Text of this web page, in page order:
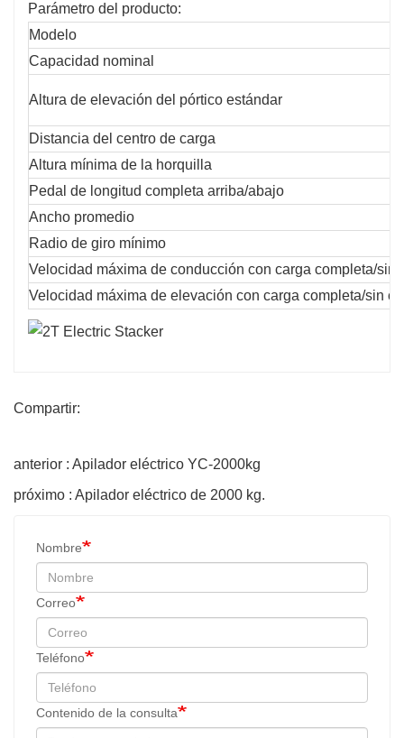
Parámetro del producto:
Modelo
Capacidad nominal
Altura de elevación del pórtico estándar
Distancia del centro de carga
Altura mínima de la horquilla
Pedal de longitud completa arriba/abajo
Ancho promedio
Radio de giro mínimo
Velocidad máxima de conducción con carga completa/sin
Velocidad máxima de elevación con carga completa/sin
Compartir:
anterior : Apilador eléctrico YC-2000kg
próximo : Apilador eléctrico de 2000 kg.
Nombre
Correo
Teléfono
Contenido de la consulta